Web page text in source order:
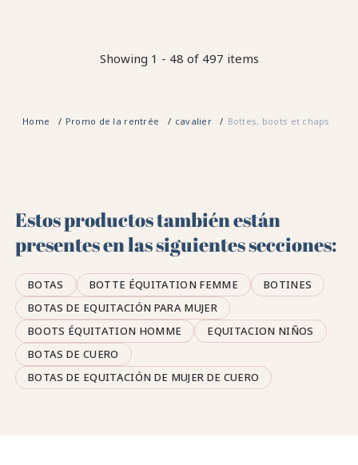
Showing 1 - 48 of 497 items
Home Promo de la rentrée cavalier Bottes, boots et chaps
Estos productos también están
presentes en las siguientes secciones:
BOTAS BOTTE ÉQUITATION FEMME
BOTINES
BOTAS DE EQUITACIÓN PARA MUJER
BOOTS ÉQUITATION HOMME
EQUITACION NIÑOS
BOTAS DE CUERO
BOTAS DE EQUITACIÓN DE MUJER DE CUERO